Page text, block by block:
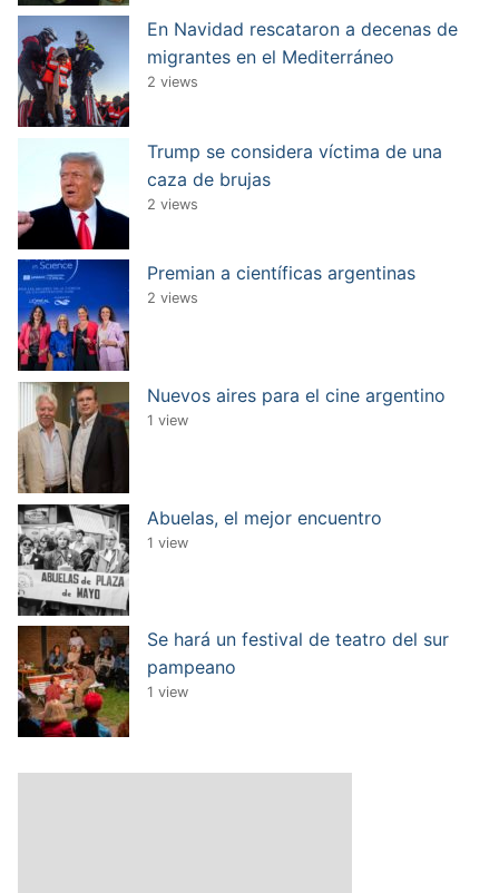
En Navidad rescataron a decenas de
migrantes en el Mediterráneo
2 views
Trump se considera víctima de una
caza de brujas
2 views
Premian a científicas argentinas
2 views
Nuevos aires para el cine argentino
1 view
Abuelas, el mejor encuentro
1 view
Se hará un festival de teatro del sur
pampeano
1 view